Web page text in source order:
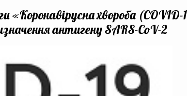
хвороба (COVID-
антигену SARS-CoV-2